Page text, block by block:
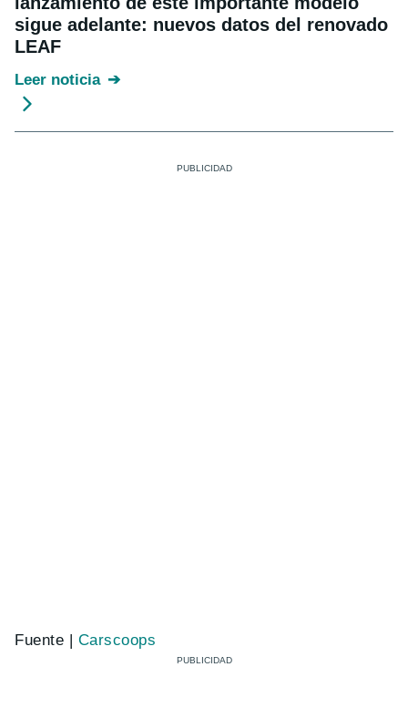
sigue adelante: nuevos datos del renovado
LEAF
Leer noticia
Fuente | Carscoops